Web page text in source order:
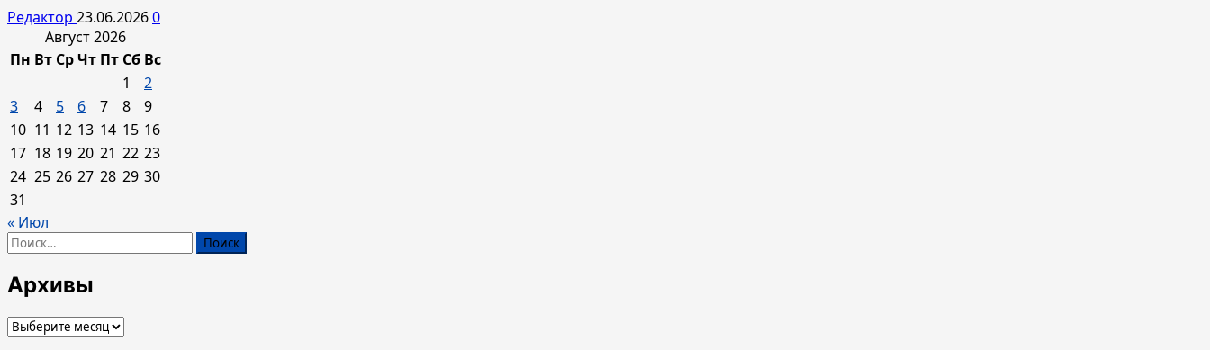
Редактор 23.06.20260
Август 2026
Пн Вт СрЧт Пт Сб Вс
1
2
3
4 5 6 7 8
9
10 11 12 13 14 15 16
17 18 19 20 21 22 23
24 25 26 27 28 29 30
31
« Июл
Найти:
Архивы
Архивы